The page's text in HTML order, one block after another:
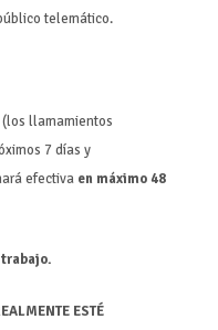
telemático.
llamamientos
7 días y
efectiva en máximo 48
.
ESTÉ